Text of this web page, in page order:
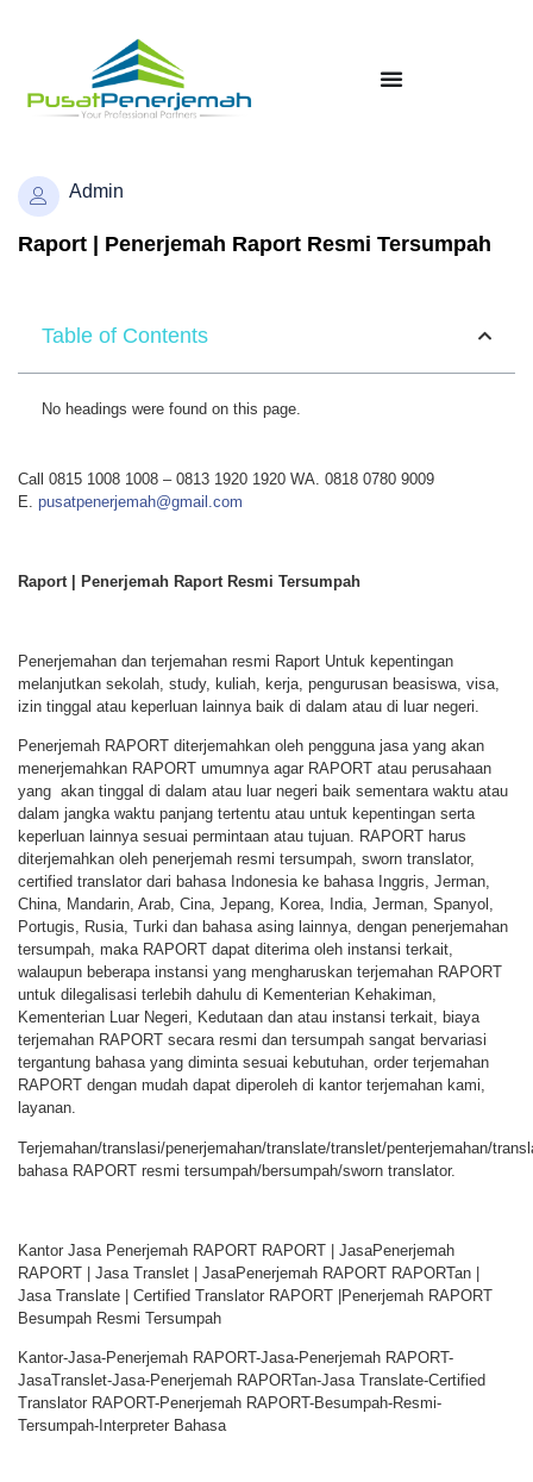
Admin
Raport | Penerjemah Raport Resmi Tersumpah
Table of Contents
No headings were found on this page.
Call 0815 1008 1008 – 0813 1920 1920 WA. 0818 0780 9009
E. pusatpenerjemah@gmail.com
Raport | Penerjemah Raport Resmi Tersumpah
Penerjemahan dan terjemahan resmi Raport Untuk kepentingan
melanjutkan sekolah, study, kuliah, kerja, pengurusan beasiswa, visa,
izin tinggal atau keperluan lainnya baik di dalam atau di luar negeri.
Penerjemah RAPORT diterjemahkan oleh pengguna jasa yang akan
menerjemahkan RAPORT umumnya agar RAPORT atau perusahaan
yang akan tinggal di dalam atau luar negeri baik sementara waktu atau
dalam jangka waktu panjang tertentu atau untuk kepentingan serta
keperluan lainnya sesuai permintaan atau tujuan. RAPORT harus
diterjemahkan oleh penerjemah resmi tersumpah, sworn translator,
certified translator dari bahasa Indonesia ke bahasa Inggris, Jerman,
China, Mandarin, Arab, Cina, Jepang, Korea, India, Jerman, Spanyol,
Portugis, Rusia, Turki dan bahasa asing lainnya, dengan penerjemahan
tersumpah, maka RAPORT dapat diterima oleh instansi terkait,
walaupun beberapa instansi yang mengharuskan terjemahan RAPORT
untuk dilegalisasi terlebih dahulu di Kementerian Kehakiman,
Kementerian Luar Negeri, Kedutaan dan atau instansi terkait, biaya
terjemahan RAPORT secara resmi dan tersumpah sangat bervariasi
tergantung bahasa yang diminta sesuai kebutuhan, order terjemahan
RAPORT dengan mudah dapat diperoleh di kantor terjemahan kami,
layanan.
Terjemahan/translasi/penerjemahan/translate/translet/penterjemahan/
bahasa RAPORT resmi tersumpah/bersumpah/sworn translator.
Kantor Jasa Penerjemah RAPORT RAPORT | JasaPenerjemah
RAPORT | Jasa Translet | JasaPenerjemah RAPORT RAPORTan |
Jasa Translate | Certified Translator RAPORT |Penerjemah RAPORT
Besumpah Resmi Tersumpah
Kantor-Jasa-Penerjemah RAPORT-Jasa-Penerjemah RAPORT-
JasaTranslet-Jasa-Penerjemah RAPORTan-Jasa Translate-Certified
Translator RAPORT-Penerjemah RAPORT-Besumpah-Resmi-
Tersumpah-Interpreter Bahasa